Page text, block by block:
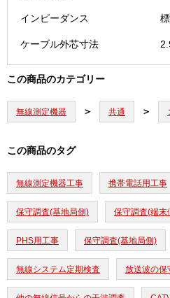
インピーダンス
ケーブル外芯寸法
この商品のカテゴリー
無線測定機器 共通
この商品のタグ
無線測定機器工事 携帯電話用工事
保守調査(基地局側) 保守調査(端末
PHS用工事 保守調査(基地局側)
無線システム定期検査 放送波の保